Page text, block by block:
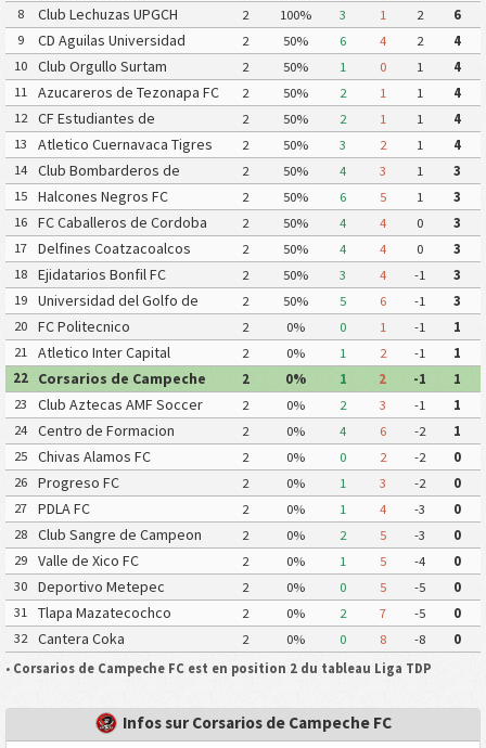
8
Club Lechuzas UPGCH 2 100% 3 1 2
6
9
CD Aguilas Universidad
Autonoma de Guerrero
2 50% 6 4 2
4
10
Club Orgullo Surtam 2 50% 1 0 1
4
11
Azucareros de Tezonapa FC 2 50% 2 1 1
4
12
CF Estudiantes de
Atlacomulco
2 50% 2 1 1
4
13
Atletico Cuernavaca Tigres
Yautepec
2 50% 3 2 1
4
14
Club Bombarderos de
Tecamac
2 50% 4 3 1
3
15
Halcones Negros FC 2 50% 6 5 1
3
16
FC Caballeros de Cordoba 2 50% 4 4 0
3
17
Delfines Coatzacoalcos 2 50% 4 4 0
3
18
Ejidatarios Bonfil FC 2 50% 3 4 -1
3
19
Universidad del Golfo de
Mexico FC
2 50% 5 6 -1
3
20
FC Politecnico 2 0% 0 1 -1
1
21
Atletico Inter Capital 2 0% 1 2 -1
1
22
Corsarios de Campeche
FC
2 0% 1 2 -1
1
23
Club Aztecas AMF Soccer
Aragon
2 0% 2 3 -1
1
24
Centro de Formacion
Chiapas Futbol
2 0% 4 6 -2
1
25
Chivas Alamos FC 2 0% 0 2 -2
0
26
Progreso FC 2 0% 1 3 -2
0
27
PDLA FC 2 0% 1 4 -3
0
28
Club Sangre de Campeon 2 0% 2 5 -3
0
29
Valle de Xico FC 2 0% 1 5 -4
0
30
Deportivo Metepec
Eurosoccer FC
2 0% 0 5 -5
0
31
Tlapa Mazatecochco 2 0% 2 7 -5
0
32
Cantera Coka 2 0% 0 8 -8
0
• Corsarios de Campeche FC est en position 2 du tableau Liga TDP
Infos sur Corsarios de Campeche FC